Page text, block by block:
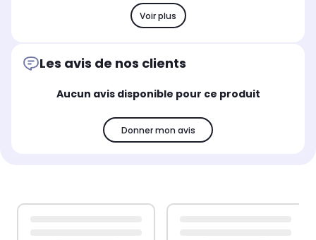
Voir plus
Les avis de nos clients
Aucun avis disponible pour ce produit
Donner mon avis